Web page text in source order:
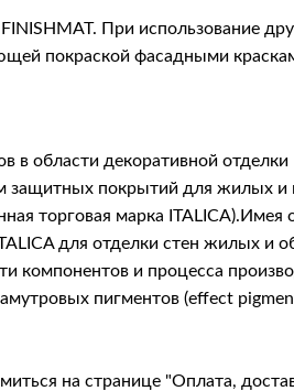
При использование
покраской фасадными
в области декоративной отделки
защитных покрытий для жилых
торговая марка
для отделки стен жилых и
компонентов и процесса
пигментов (effect
на странице "Оплата,